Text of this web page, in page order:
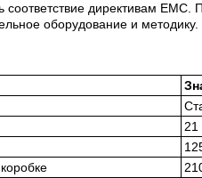
соответствие директивам
оборудование и методику.
21